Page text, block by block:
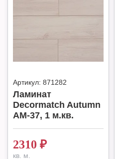
Артикул: 871282
Ламинат
Decormatch Autumn
AM-37, 1 м.кв.
2310 ₽
кв. м.